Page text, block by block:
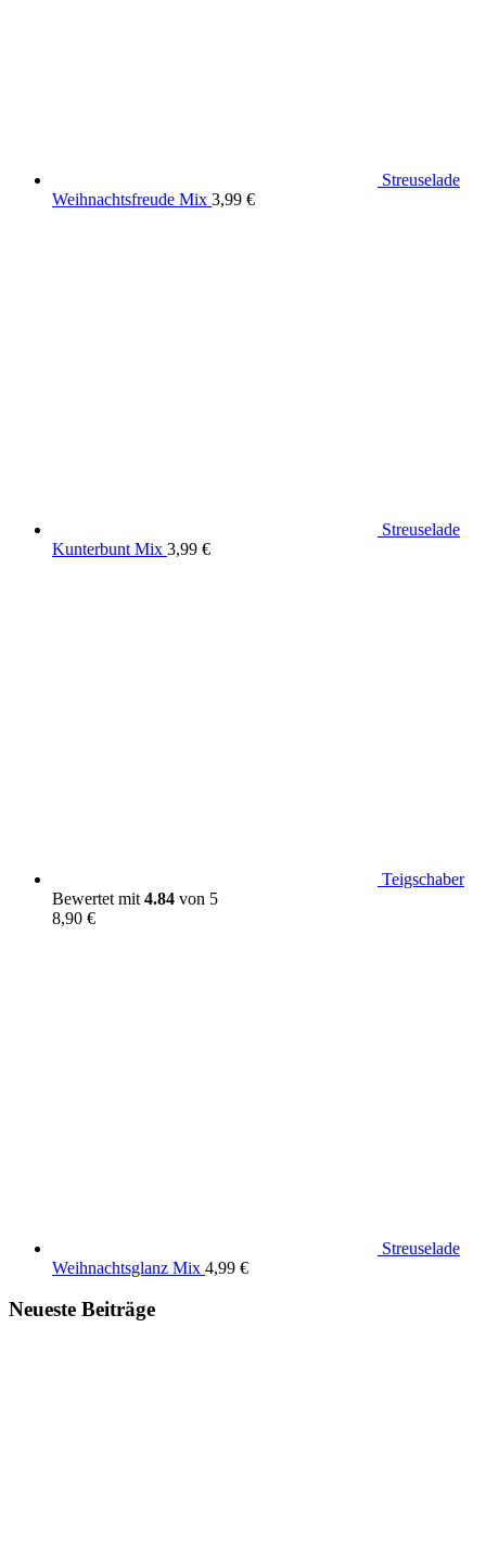
Streuselade
Weihnachtsfreude Mix 3,99 €
Streuselade
Kunterbunt Mix 3,99 €
Teigschaber
Bewertet mit 4.84 von 5
8,90 €
Streuselade
Weihnachtsglanz Mix 4,99 €
Neueste Beiträge